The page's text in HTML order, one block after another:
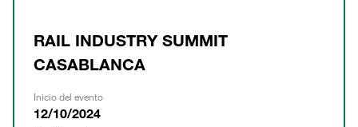
RAIL INDUSTRY SUMMIT
CASABLANCA
Inicio del evento
12/10/2024